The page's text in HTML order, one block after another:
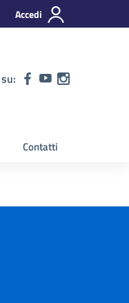
Accedi
Contatti